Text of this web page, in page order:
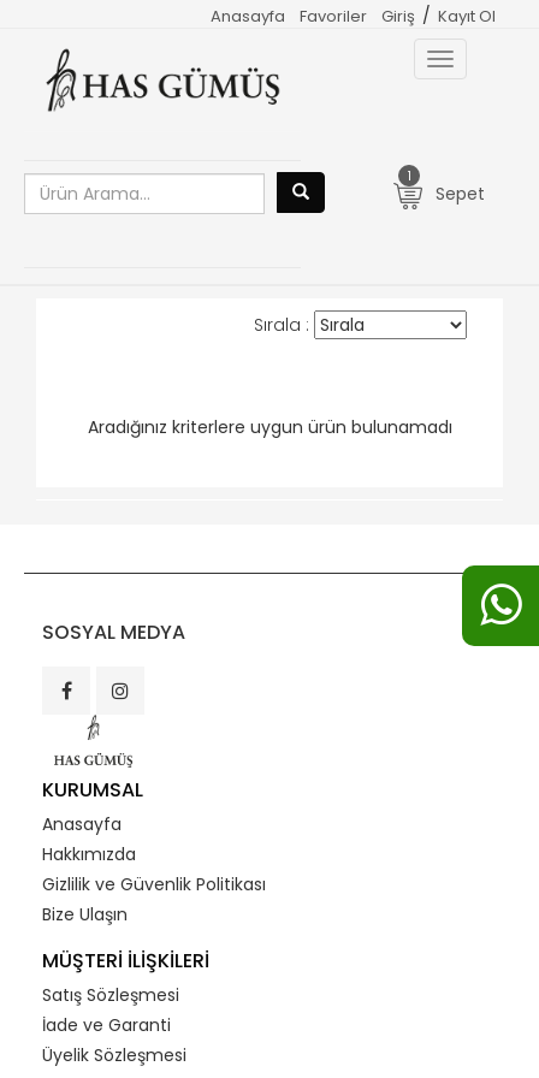
Giriş / Kayıt Ol
Favoriler
Anasayfa
Toggle
navigation
1
Sepet
Sırala :
Aradığınız kriterlere uygun ürün bulunamadı
SOSYAL MEDYA
KURUMSAL
Anasayfa
Hakkımızda
Gizlilik ve Güvenlik Politikası
Bize Ulaşın
MÜŞTERİ İLİŞKİLERİ
Satış Sözleşmesi
İade ve Garanti
Üyelik Sözleşmesi